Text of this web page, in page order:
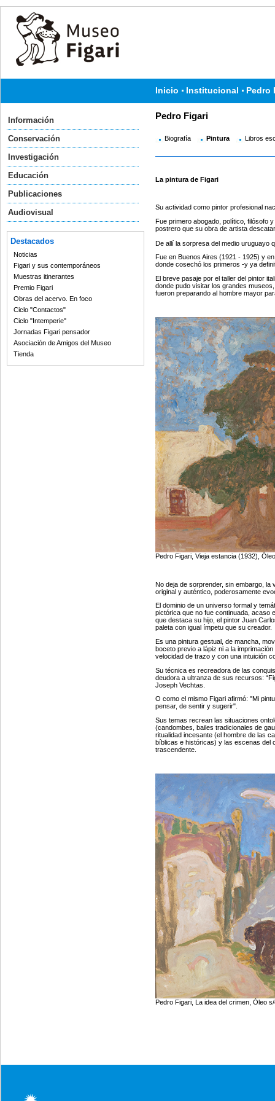
Inicio Institucional Pedro
Información
Conservación
Investigación
Educación
Publicaciones
Audiovisual
Destacados
Noticias
Figari y sus contemporáneos
Muestras itinerantes
Premio Figari
Obras del acervo. En foco
Ciclo "Contactos"
Ciclo "Intemperie"
Jornadas Figari pensador
Asociación de Amigos del Museo
Tienda
Pedro Figari
Biografía Pintura Libros
La pintura de Figari
Su actividad como pintor profesional
Fue primero abogado, político, filósofo
postrero que su obra de artista
De allí la sorpresa del medio uruguayo
Fue en Buenos Aires (1921 - 1925) y
donde cosechó los primeros -y ya
El breve pasaje por el taller del pintor
donde pudo visitar los grandes
fueron preparando al hombre mayor
Pedro Figari, Vieja estancia (1932),
No deja de sorprender, sin embargo, la
original y auténtico, poderosamente
El dominio de un universo formal y
pictórica que no fue continuada, acaso
que destaca su hijo, el pintor Juan
paleta con igual ímpetu que su creador.
Es una pintura gestual, de mancha,
boceto previo a lápiz ni a la
velocidad de trazo y con una intuición
Su técnica es recreadora de las
deudora a ultranza de sus recursos:
Joseph Vechtas.
O como el mismo Figari afirmó: "Mi
pensar, de sentir y sugerir"
Sus temas recrean las situaciones
(candombes, bailes tradicionales de
ritualidad incesante (el hombre de las
bíblicas e históricas) y las escenas del
trascendente.
Pedro Figari, La idea del crimen, Óleo